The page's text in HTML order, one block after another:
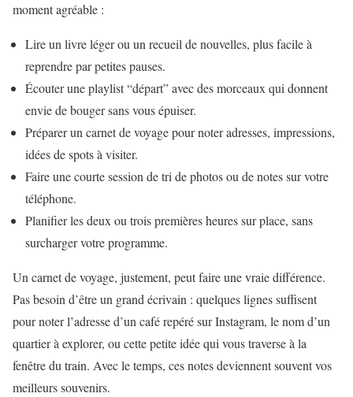
moment agréable :
Lire un livre léger ou un recueil de nouvelles, plus facile à
reprendre par petites pauses.
Écouter une playlist “départ” avec des morceaux qui donnent
envie de bouger sans vous épuiser.
Préparer un carnet de voyage pour noter adresses, impressions,
idées de spots à visiter.
Faire une courte session de tri de photos ou de notes sur votre
téléphone.
Planifier les deux ou trois premières heures sur place, sans
surcharger votre programme.
Un carnet de voyage, justement, peut faire une vraie différence.
Pas besoin d’être un grand écrivain : quelques lignes suffisent
pour noter l’adresse d’un café repéré sur Instagram, le nom d’un
quartier à explorer, ou cette petite idée qui vous traverse à la
fenêtre du train. Avec le temps, ces notes deviennent souvent vos
meilleurs souvenirs.